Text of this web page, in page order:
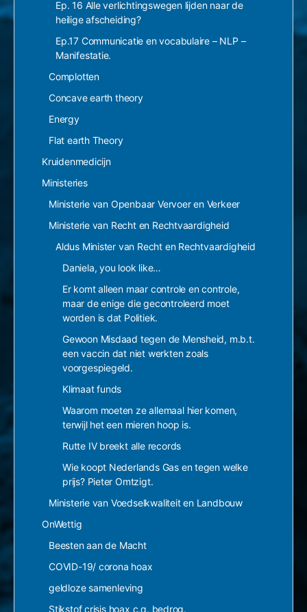
Ep. 16 Alle verlichtingswegen lijden naar de
heilige afscheiding?
Ep.17 Communicatie en vocabulaire – NLP –
Manifestatie.
Complotten
Concave earth theory
Energy
Flat earth Theory
Kruidenmedicijn
Ministeries
Ministerie van Openbaar Vervoer en Verkeer
Ministerie van Recht en Rechtvaardigheid
Aldus Minister van Recht en Rechtvaardigheid
Daniela, you look like…
Er komt alleen maar controle en controle,
maar de enige die gecontroleerd moet
worden is dat Politiek.
Gewoon Misdaad tegen de Mensheid, m.b.t.
een vaccin dat niet werkten zoals
voorgespiegeld.
Klimaat funds
Waarom moeten ze allemaal hier komen,
terwijl het een mieren hoop is.
Rutte IV breekt alle records
Wie koopt Nederlands Gas en tegen welke
prijs? Pieter Omtzigt.
Ministerie van Voedselkwaliteit en Landbouw
OnWettig
Beesten aan de Macht
COVID-19/ corona hoax
geldloze samenleving
Stikstof crisis hoax c.q. bedrog.